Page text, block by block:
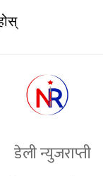
डेली न्युजराप्ती